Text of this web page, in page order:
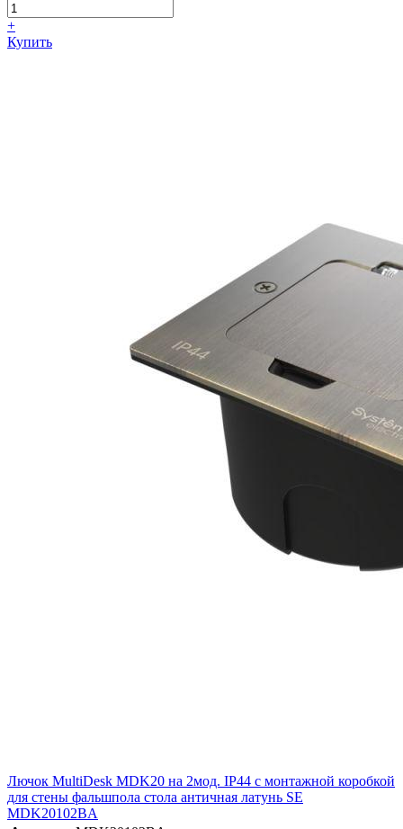
+
Купить
Лючок MultiDesk MDK20 на 2мод. IP44 с монтажной коробкой
для стены фальшпола стола античная латунь SE
MDK20102BA